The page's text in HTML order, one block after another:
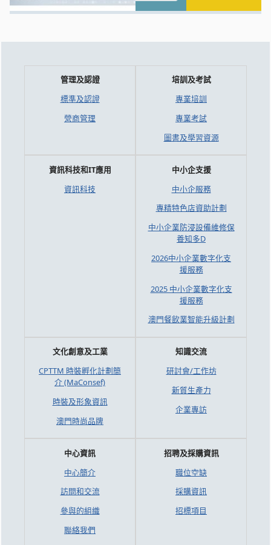
管理及認證
標準及認證
營商管理
培訓及考試
專業培訓
專業考試
圖書及學習資源
資訊科技和IT應用
資訊科技
中小企支援
中小企服務
專精特色店資助計劃
中小企業防浸設備維修保
養知多D
2026中小企業數字化支
援服務
2025 中小企業數字化支
援服務
澳門餐飲業智能升級計劃
文化創意及工業
CPTTM 時裝孵化計劃簡
介 (MaConsef)
時裝及形象資訊
澳門時尚品牌
知識交流
研討會/工作坊
新質生產力
企業專訪
中心資訊
中心簡介
訪問和交流
參與的組織
聯絡我們
招聘及採購資訊
職位空缺
採購資訊
招標項目